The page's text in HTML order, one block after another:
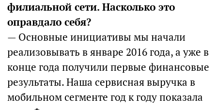
филиальной сети. Насколько это
оправдало себя?
— Основные инициативы мы начали
реализовывать в январе 2016 года, а уже в
конце года получили первые финансовые
результаты. Наша сервисная выручка в
мобильном сегменте год к году показала